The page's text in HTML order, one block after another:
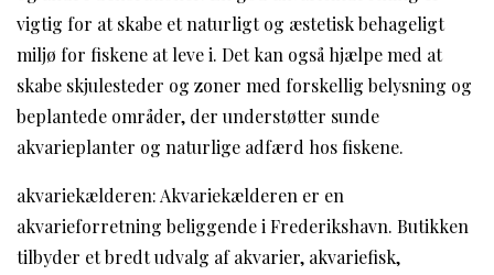
vigtig for at skabe et naturligt og æstetisk behageligt
miljø for fiskene at leve i. Det kan også hjælpe med at
skabe skjulesteder og zoner med forskellig belysning og
beplantede områder, der understøtter sunde
akvarieplanter og naturlige adfærd hos fiskene.
akvariekælderen: Akvariekælderen er en
akvarieforretning beliggende i Frederikshavn. Butikken
tilbyder et bredt udvalg af akvarier, akvariefisk,